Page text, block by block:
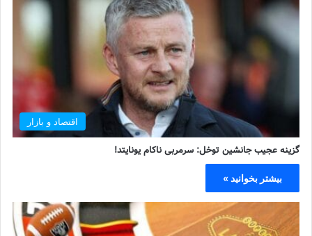
اقتصاد و بازار
گزینه عجیب جانشین توخل: سرمربی ناکام یونایتد!
بیشتر بخوانید »